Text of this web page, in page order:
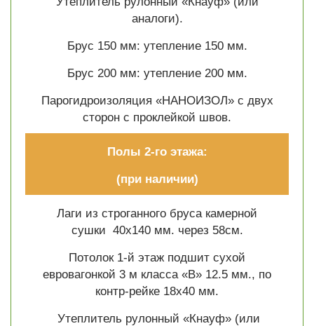
аналоги).
Брус 150 мм: утепление 150 мм.
Брус 200 мм: утепление 200 мм.
Парогидроизоляция «НАНОИЗОЛ» с двух
сторон с проклейкой швов.
Полы 2-го этажа:
(при наличии)
Лаги из строганного бруса камерной
сушки 40х140 мм. через 58см.
Потолок 1-й этаж подшит сухой
евровагонкой 3 м класса «В» 12.5 мм., по
контр-рейке 18х40 мм.
Утеплитель рулонный «Кнауф» (или